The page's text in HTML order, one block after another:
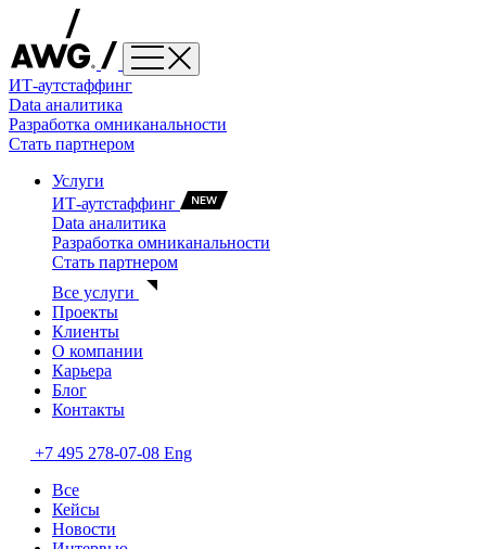
ИТ-аутстаффинг
Data аналитика
Разработка омниканальности
Стать партнером
Услуги
ИТ-аутстаффинг
Data аналитика
Разработка омниканальности
Стать партнером
Все услуги
Проекты
Клиенты
О компании
Карьера
Блог
Контакты
+7 495 278-07-08 Eng
Все
Кейсы
Новости